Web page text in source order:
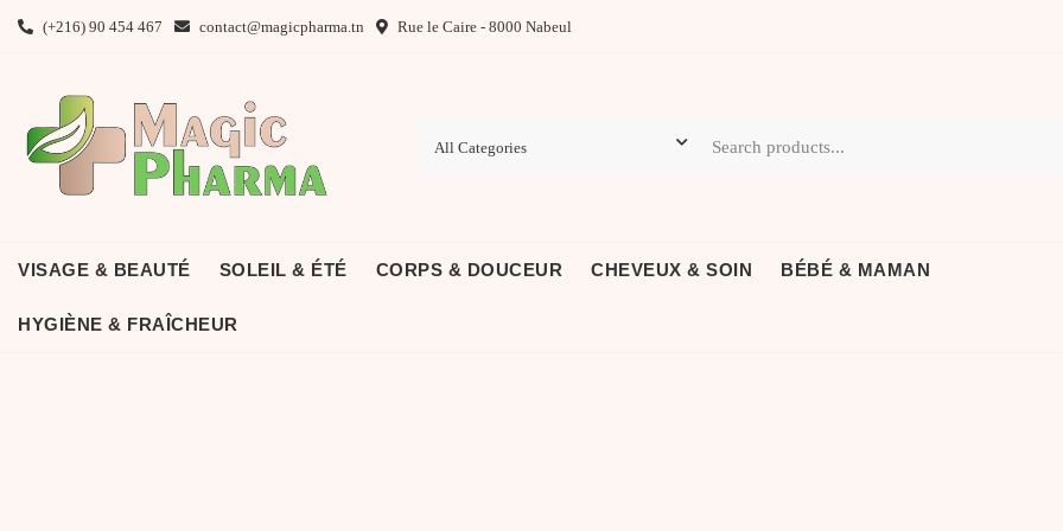
(+216) 90 454 467 contact@magicpharma.tn Rue le Caire - 8000 Nabeul
VISAGE & BEAUTÉ SOLEIL & ÉTÉ CORPS & DOUCEUR CHEVEUX & SOIN BÉBÉ & MAMAN
HYGIÈNE & FRAÎCHEUR